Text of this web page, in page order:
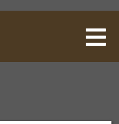
ナ
ビ